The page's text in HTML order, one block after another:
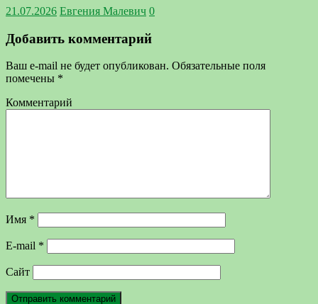
21.07.2026 Евгения Малевич 0
Добавить комментарий
Ваш e-mail не будет опубликован. Обязательные поля
помечены *
Комментарий
Имя *
E-mail *
Сайт